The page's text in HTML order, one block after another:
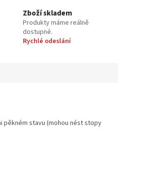
Zboží skladem
Produkty máme reálně
dostupné.
Rychlé odeslání
pěkném stavu (mohou nést stopy